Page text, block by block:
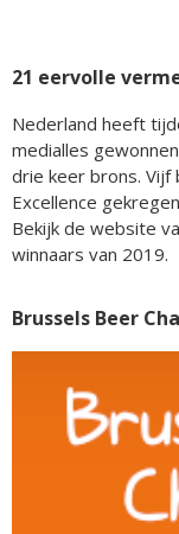
21 eervolle
Nederland heeft
medialles
drie keer brons.
Excellence
Bekijk de website
winnaars van 2019.
Brussels Beer